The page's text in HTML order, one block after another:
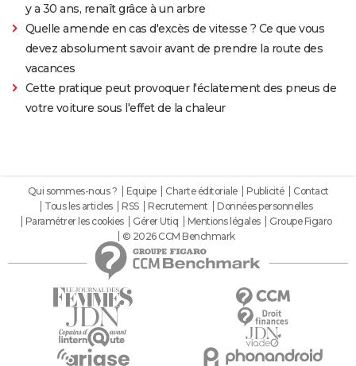
y a 30 ans, renaît grâce à un arbre
Quelle amende en cas d'excès de vitesse ? Ce que vous
devez absolument savoir avant de prendre la route des
vacances
Cette pratique peut provoquer l'éclatement des pneus de
votre voiture sous l'effet de la chaleur
Qui sommes-nous ? Equipe Charte éditoriale Publicité
Contact
Tous les articles
RSS Recrutement
Données personnelles
Paramétrer les cookies
Gérer Utiq Mentions légales
Groupe Figaro
© 2026 CCM Benchmark